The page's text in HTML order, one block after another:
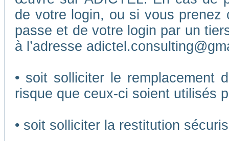
de votre login, ou si vous prenez
passe et de votre login par un
à l’adresse
• soit solliciter le
risque que ceux-ci soient utilisés
• soit solliciter la restitution